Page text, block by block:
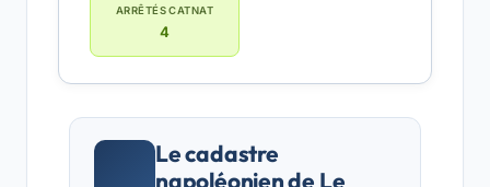
ARRÊTÉS CATNAT
4
Le cadastre
napoléonien de Le